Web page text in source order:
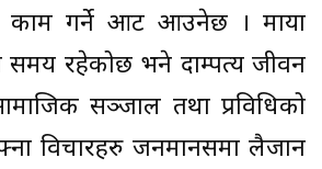
काम गर्ने आट आउनेछ । माया
समय रहेकोछ भने दाम्पत्य जीवन
सञ्जाल तथा प्रविधिको
विचारहरु जनमानसमा लैजान